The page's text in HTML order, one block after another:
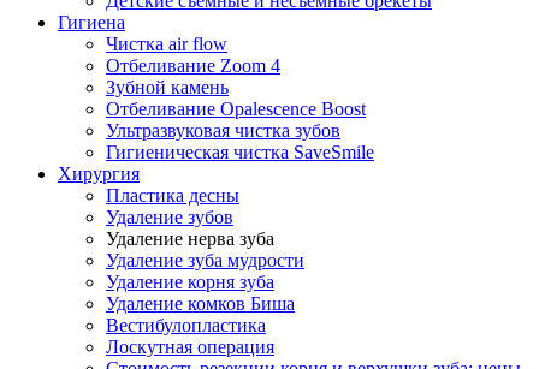
Гигиена
Чистка air flow
Отбеливание Zoom 4
Зубной камень
Отбеливание Opalescence Boost
Ультразвуковая чистка зубов
Гигиеническая чистка SaveSmile
Хирургия
Пластика десны
Удаление зубов
Удаление нерва зуба
Удаление зуба мудрости
Удаление корня зуба
Удаление комков Биша
Вестибулопластика
Лоскутная операция